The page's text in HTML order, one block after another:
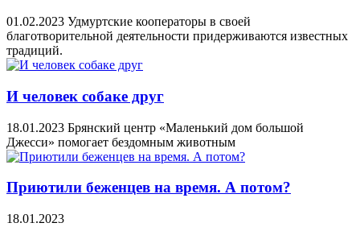
01.02.2023 Удмуртские кооператоры в своей
благотворительной деятельности придерживаются известных
традиций.
И человек собаке друг
18.01.2023 Брянский центр «Маленький дом большой
Джесси» помогает бездомным животным
Приютили беженцев на время. А потом?
18.01.2023